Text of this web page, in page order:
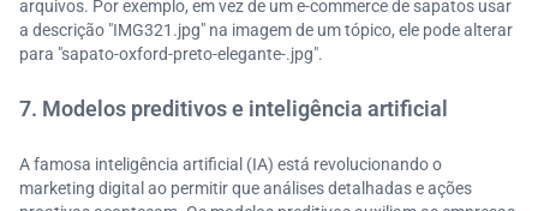
arquivos. Por exemplo, em vez de um e-commerce de sapatos usar
a descrição "IMG321.jpg" na imagem de um tópico, ele pode alterar
para "sapato-oxford-preto-elegante-.jpg".
7. Modelos preditivos e inteligência artificial
A famosa inteligência artificial (IA) está revolucionando o
marketing digital ao permitir que análises detalhadas e ações